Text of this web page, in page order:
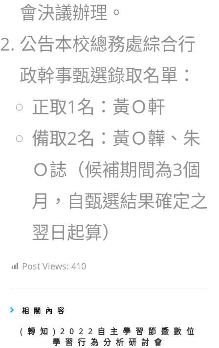
會決議辦理。
公告本校總務處綜合行
政幹事甄選錄取名單：
正取1名：黃Ｏ軒
備取2名：黃Ｏ韡、朱
Ｏ誌（候補期間為3個
月，自甄選結果確定之
翌日起算）
Post Views: 410
相關內容
(轉知)2022自主學習節暨數位
學習行為分析研討會